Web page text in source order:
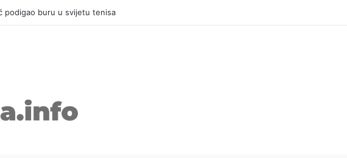
spor sa komšijama, mora platiti 10.000 KM